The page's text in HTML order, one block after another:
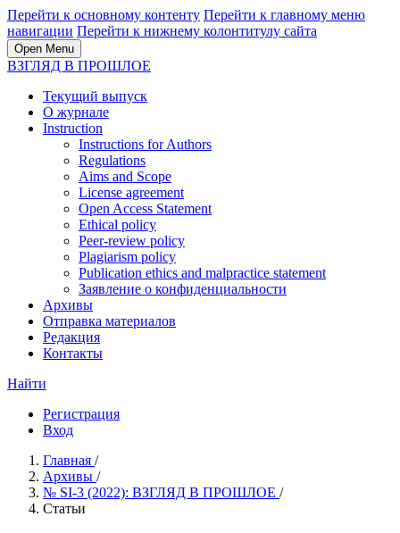
Перейти к основному контенту Перейти к главному меню
навигации Перейти к нижнему колонтитулу сайта
Open Menu
ВЗГЛЯД В ПРОШЛОЕ
Текущий выпуск
О журнале
Instruction
Instructions for Authors
Regulations
Aims and Scope
License agreement
Open Access Statement
Ethical policy
Peer-review policy
Plagiarism policy
Publication ethics and malpractice statement
Заявление о конфиденциальности
Архивы
Отправка материалов
Редакция
Контакты
Найти
Регистрация
Вход
Главная /
Архивы /
№ SI-3 (2022): ВЗГЛЯД В ПРОШЛОЕ /
Статьи